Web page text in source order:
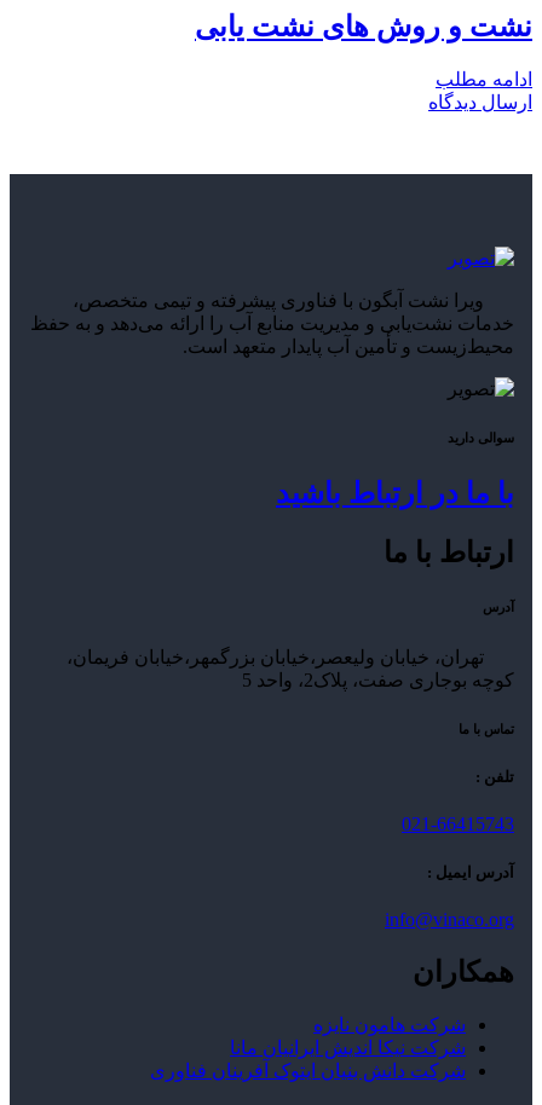
نشت و روش های نشت یابی
ادامه مطلب
ارسال دیدگاه
ویرا نشت آبگون با فناوری پیشرفته و تیمی متخصص،
خدمات نشت‌یابی و مدیریت منابع آب را ارائه می‌دهد و به حفظ
محیط‌زیست و تأمین آب پایدار متعهد است.
سوالی دارید
با ما در ارتباط باشید
ارتباط با ما
آدرس
تهران، خیابان ولیعصر،خیابان بزرگمهر،خیابان فریمان،
کوچه بوجاری صفت، پلاک2، واحد 5
تماس با ما
تلفن :
021-66415743
آدرس ایمیل :
info@vinaco.org
همکاران
شرکت هامون نایزه
شرکت نیکا اندیش ایرانیان مانا
شرکت دانش بنیان ایتوک آفرینان فناوری